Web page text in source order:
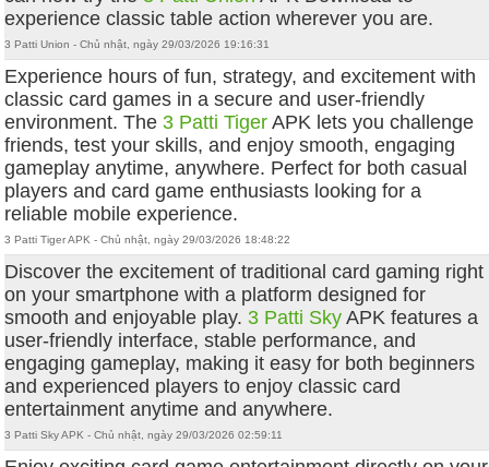
experience classic table action wherever you are.
3 Patti Union - Chủ nhật, ngày 29/03/2026 19:16:31
Experience hours of fun, strategy, and excitement with
classic card games in a secure and user-friendly
environment. The 3 Patti Tiger APK lets you challenge
friends, test your skills, and enjoy smooth, engaging
gameplay anytime, anywhere. Perfect for both casual
players and card game enthusiasts looking for a
reliable mobile experience.
3 Patti Tiger APK - Chủ nhật, ngày 29/03/2026 18:48:22
Discover the excitement of traditional card gaming right
on your smartphone with a platform designed for
smooth and enjoyable play. 3 Patti Sky APK features a
user-friendly interface, stable performance, and
engaging gameplay, making it easy for both beginners
and experienced players to enjoy classic card
entertainment anytime and anywhere.
3 Patti Sky APK - Chủ nhật, ngày 29/03/2026 02:59:11